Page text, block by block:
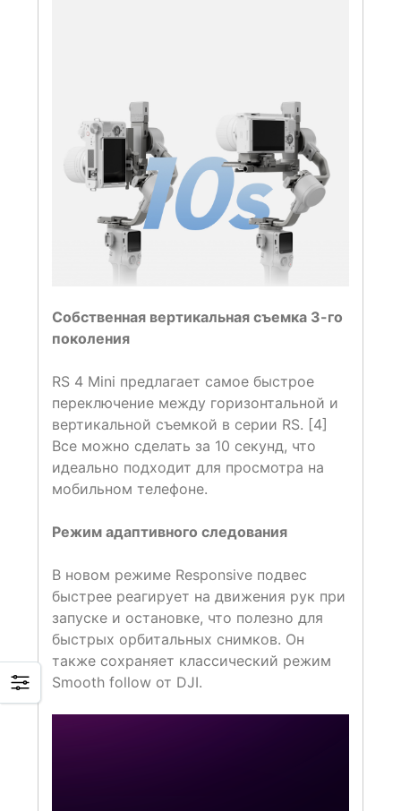
Собственная вертикальная съемка 3-го
поколения
RS 4 Mini предлагает самое быстрое
переключение между горизонтальной и
вертикальной съемкой в ​​серии RS. [4]
Все можно сделать за 10 секунд, что
идеально подходит для просмотра на
мобильном телефоне.
Режим адаптивного следования
В новом режиме Responsive подвес
быстрее реагирует на движения рук при
запуске и остановке, что полезно для
быстрых орбитальных снимков. Он
также сохраняет классический режим
Smooth follow от DJI.